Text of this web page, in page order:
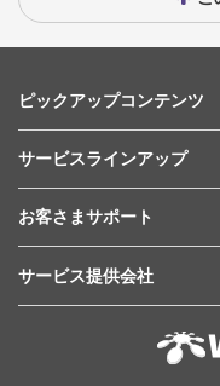
ピックアップコンテンツ
サービスラインアップ
お客さまサポート
サービス提供会社